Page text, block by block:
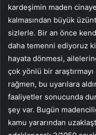
kardeşimin maden
kalmasından büyük
sizlerle. Bir an önce
daha temenni ediyoruz
hayata dönmesi,
çok yönlü bir
rağmen, bu uyarılara
faaliyetler sonucunda
şey var. Bugün
kamu yararından